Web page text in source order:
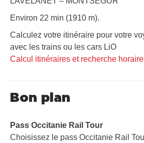
Environ 22 min (1910 m).
Calculez votre itinéraire pour votre
avec les trains ou les cars LiO
Calcul itinéraires et recherche
Bon plan
Pass Occitanie Rail Tour​
Choisissez le pass Occitanie Rail